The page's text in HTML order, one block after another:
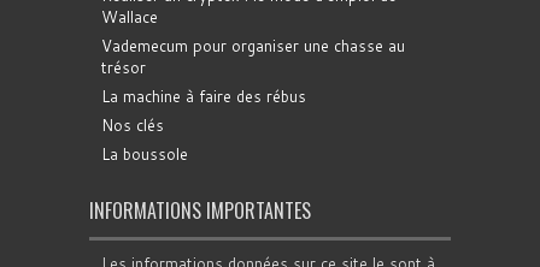
Wallace
Vademecum pour organiser une chasse au
trésor
La machine à faire des rébus
Nos clés
La boussole
INFORMATIONS IMPORTANTES